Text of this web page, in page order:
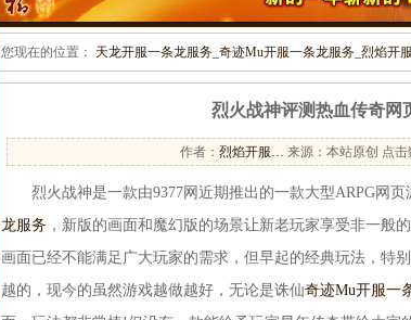
您现在的位置： 天龙开服一条龙服务_奇迹Mu开服一条龙服务_烈焰开
烈火战神评测热血传奇网
作者： 烈焰开服… 来源：本站原创 点击
烈火战神是一款由9377网近期推出的一款大型ARPG网页
龙服务 ，新版的画面和魔幻版的场景让新老玩家享受非一般
画面已经不能满足广大玩家的需求，但早起的经典玩法，特
越的，现今的虽然游戏越做越好，无论是诛仙奇迹Mu开服一